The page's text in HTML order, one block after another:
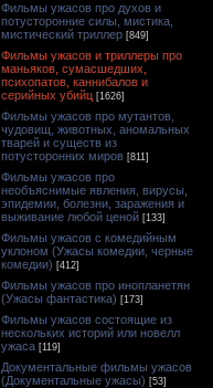
Фильмы ужасов про духов и
потусторонние силы, мистика,
мистический триллер [849]
Фильмы ужасов и триллеры про
маньяков, сумасшедших,
психопатов, каннибалов и
серийных убийц [1626]
Фильмы ужасов про мутантов,
чудовищ, животных, аномальных
тварей и существ из
потусторонних миров [811]
Фильмы ужасов про
необъяснимые явления, вирусы,
эпидемии, болезни, заражения и
выживание любой ценой [133]
Фильмы ужасов с комедийным
уклоном (Ужасы комедии, черные
комедии) [412]
Фильмы ужасов про инопланетян
(Ужасы фантастика) [173]
Фильмы ужасов состоящие из
нескольких историй или новелл
ужаса [119]
Документальные фильмы ужасов
(Документальные ужасы) [53]